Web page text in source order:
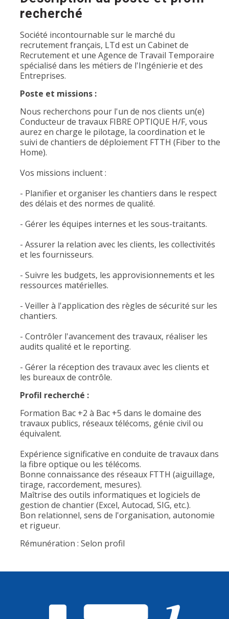
recherché
Société incontournable sur le marché du
recrutement français, LTd est un Cabinet de
Recrutement et une Agence de Travail Temporaire
spécialisé dans les métiers de l'Ingénierie et des
Entreprises.
Poste et missions :
Nous recherchons pour l'un de nos clients un(e)
Conducteur de travaux FIBRE OPTIQUE H/F, vous
aurez en charge le pilotage, la coordination et le
suivi de chantiers de déploiement FTTH (Fiber to the
Home).
Vos missions incluent :
- Planifier et organiser les chantiers dans le respect
des délais et des normes de qualité.
- Gérer les équipes internes et les sous-traitants.
- Assurer la relation avec les clients, les collectivités
et les fournisseurs.
- Suivre les budgets, les approvisionnements et les
ressources matérielles.
- Veiller à l'application des règles de sécurité sur les
chantiers.
- Contrôler l'avancement des travaux, réaliser les
audits qualité et le reporting.
- Gérer la réception des travaux avec les clients et
les bureaux de contrôle.
Profil recherché :
Formation Bac +2 à Bac +5 dans le domaine des
travaux publics, réseaux télécoms, génie civil ou
équivalent.
Expérience significative en conduite de travaux dans
la fibre optique ou les télécoms.
Bonne connaissance des réseaux FTTH (aiguillage,
tirage, raccordement, mesures).
Maîtrise des outils informatiques et logiciels de
gestion de chantier (Excel, Autocad, SIG, etc.).
Bon relationnel, sens de l'organisation, autonomie
et rigueur.
Rémunération : Selon profil